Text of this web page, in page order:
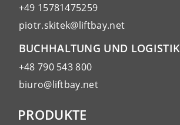
+49 15781475259
piotr.skitek@liftbay.net
BUCHHALTUNG UND LOGISTIK
+48 790 543 800
biuro@liftbay.net
PRODUKTE